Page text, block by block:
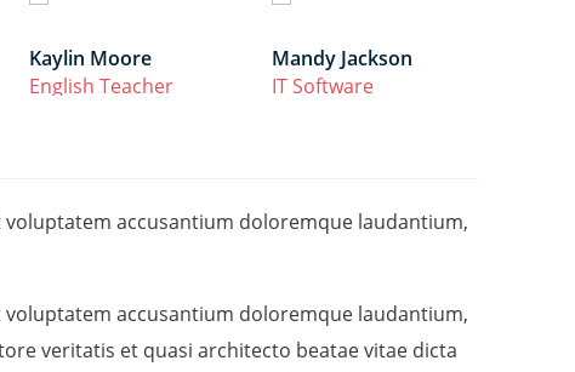
Kaylin Moore
English Teacher
Mandy Jackson
IT Software
accusantium doloremque laudantium,
accusantium doloremque laudantium,
veritatis et quasi architecto beatae vitae dicta